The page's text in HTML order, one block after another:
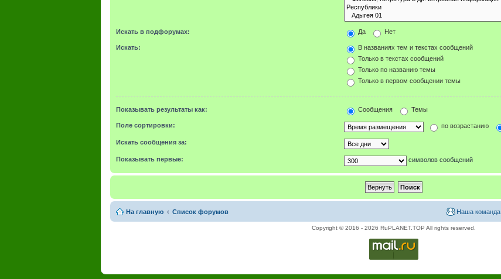
Искать в подфорумах: Да Нет
Искать:
В названиях тем и текстах сообщений
Только в текстах сообщений
Только по названию темы
Только в первом сообщении темы
Показывать результаты как: Сообщения Темы
Поле сортировки: по возрастанию
Искать сообщения за:
Показывать первые: символов сообщений
На главную Список форумов Наша команда
Copyright © 2016 - 2026 RuPLANET.TOP All rights reserved.